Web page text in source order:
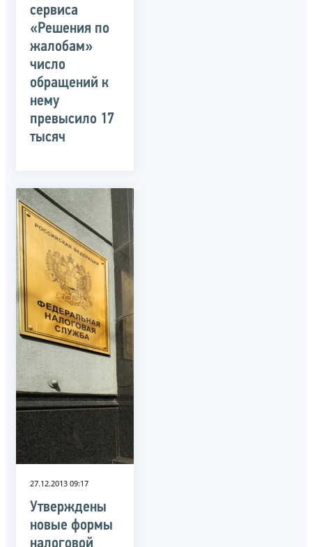
сервиса
«Решения по
жалобам»
число
обращений к
нему
превысило 17
тысяч
27.12.2013 09:17
Утверждены
новые формы
налоговой